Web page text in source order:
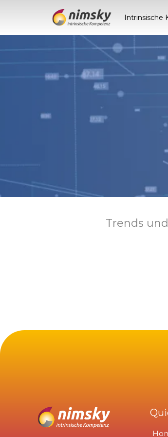
Intrinsische
Trends